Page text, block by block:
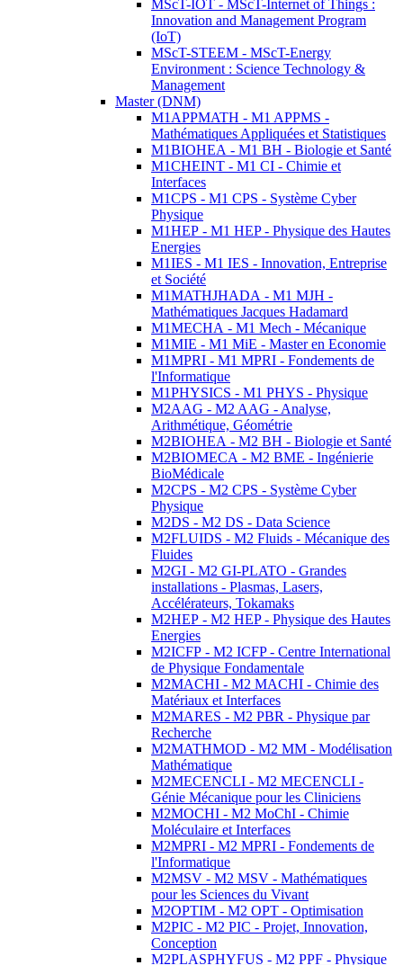
MScT-IOT - MScT-Internet of Things :
Innovation and Management Program
(IoT)
MScT-STEEM - MScT-Energy
Environment : Science Technology &
Management
Master (DNM)
M1APPMATH - M1 APPMS -
Mathématiques Appliquées et Statistiques
M1BIOHEA - M1 BH - Biologie et Santé
M1CHEINT - M1 CI - Chimie et
Interfaces
M1CPS - M1 CPS - Système Cyber
Physique
M1HEP - M1 HEP - Physique des Hautes
Energies
M1IES - M1 IES - Innovation, Entreprise
et Société
M1MATHJHADA - M1 MJH -
Mathématiques Jacques Hadamard
M1MECHA - M1 Mech - Mécanique
M1MIE - M1 MiE - Master en Economie
M1MPRI - M1 MPRI - Fondements de
l'Informatique
M1PHYSICS - M1 PHYS - Physique
M2AAG - M2 AAG - Analyse,
Arithmétique, Géométrie
M2BIOHEA - M2 BH - Biologie et Santé
M2BIOMECA - M2 BME - Ingénierie
BioMédicale
M2CPS - M2 CPS - Système Cyber
Physique
M2DS - M2 DS - Data Science
M2FLUIDS - M2 Fluids - Mécanique des
Fluides
M2GI - M2 GI-PLATO - Grandes
installations - Plasmas, Lasers,
Accélérateurs, Tokamaks
M2HEP - M2 HEP - Physique des Hautes
Energies
M2ICFP - M2 ICFP - Centre International
de Physique Fondamentale
M2MACHI - M2 MACHI - Chimie des
Matériaux et Interfaces
M2MARES - M2 PBR - Physique par
Recherche
M2MATHMOD - M2 MM - Modélisation
Mathématique
M2MECENCLI - M2 MECENCLI -
Génie Mécanique pour les Cliniciens
M2MOCHI - M2 MoChI - Chimie
Moléculaire et Interfaces
M2MPRI - M2 MPRI - Fondements de
l'Informatique
M2MSV - M2 MSV - Mathématiques
pour les Sciences du Vivant
M2OPTIM - M2 OPT - Optimisation
M2PIC - M2 PIC - Projet, Innovation,
Conception
M2PLASPHYFUS - M2 PPF - Physique